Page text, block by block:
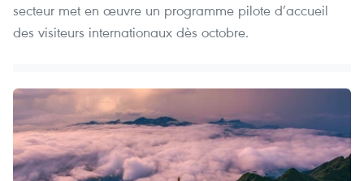
secteur met en œuvre un programme pilote d’accueil
des visiteurs internationaux dès octobre.